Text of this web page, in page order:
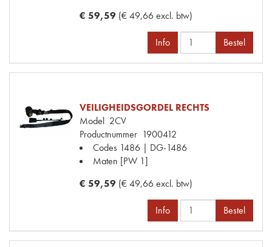
€ 59,59 (€ 49,66 excl. btw)
Info Bestel
VEILIGHEIDSGORDEL RECHTS
Model 2CV
Productnummer 1900412
Codes 1486 | DG-1486
Maten [PW 1]
€ 59,59 (€ 49,66 excl. btw)
Info Bestel